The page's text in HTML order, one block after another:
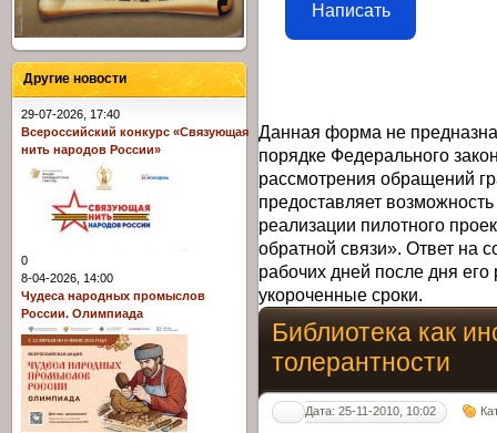
Написать
Данная форма не
порядке Федерального
рассмотрения обращений
предоставляет
реализации пилотного
обратной связи». Ответ на
рабочих дней после дня
укороченные сроки.
Библиотека как
толерантности
Дата: 25-11-2010, 10:02
Другие новости
29-07-2026, 17:40
Всероссийский конкурс «Связующая
нить народов России»
0
8-04-2026, 14:00
Чудеса народных промыслов
России. Олимпиада